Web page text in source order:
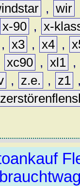
, wir
x-90 , x-
, x3 , x4 ,
xc90 , xl1 ,
, z.e. , z1